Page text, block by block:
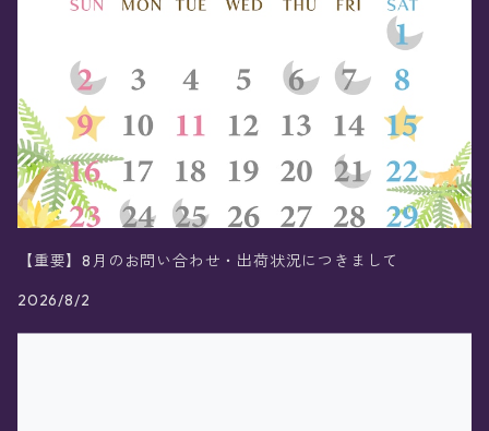
【重要】8月のお問い合わせ・出荷状況につきまして
2026/8/2